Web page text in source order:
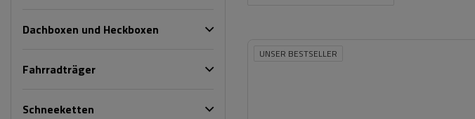
Dachboxen und Heckboxen
Fahrradträger
Schneeketten
UNSER BESTSELLER